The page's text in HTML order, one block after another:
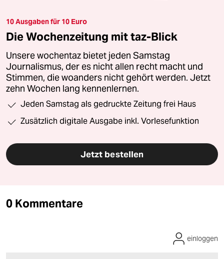
10 Ausgaben für 10 Euro
Die Wochenzeitung mit taz-Blick
Unsere wochentaz bietet jeden Samstag
Journalismus, der es nicht allen recht macht und
Stimmen, die woanders nicht gehört werden. Jetzt
zehn Wochen lang kennenlernen.
Jeden Samstag als gedruckte Zeitung frei Haus
Zusätzlich digitale Ausgabe inkl. Vorlesefunktion
Jetzt bestellen
0 Kommentare
einloggen